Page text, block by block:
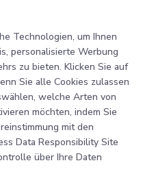
Technologien, um Ihnen
personalisierte Werbung
zu bieten. Klicken Sie auf
Sie alle Cookies zulassen
welche Arten von
möchten, indem Sie
mit den
Data Responsibility Site
über Ihre Daten